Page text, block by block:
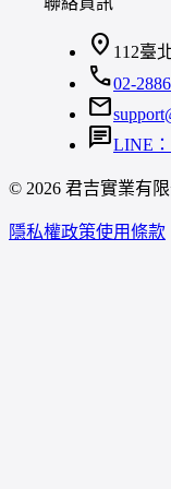
location_on 112臺
call02-
mail
chatLINE：
© 2026 君吉實業有
隱私權政策使用條款